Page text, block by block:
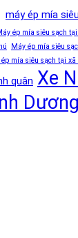
máy ép mía
ép mía siêu sạch
Máy ép mía siêu
ép mía siêu sạch tại xã
quân Xe
Dương